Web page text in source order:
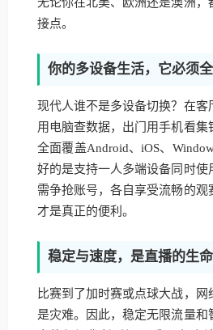
接点。
你的多设备生活，它必须
现代人谁不是多设备切换？在客
用电脑查数据，出门用手机看集
全面覆盖Android、iOS、
好的是支持一人多端设备同时使
需争抢账号，各自享受流畅的观
才是真正的便利。
稳定与速度，是直播的生
比赛到了加时赛或点球大战，
是灾难。因此，稳定无限流量和